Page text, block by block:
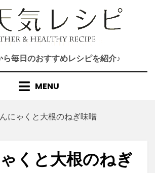
毎日のおすすめレシピを紹介♪
MENU
にゃくと大根のねぎ味噌
くと大根のねぎ